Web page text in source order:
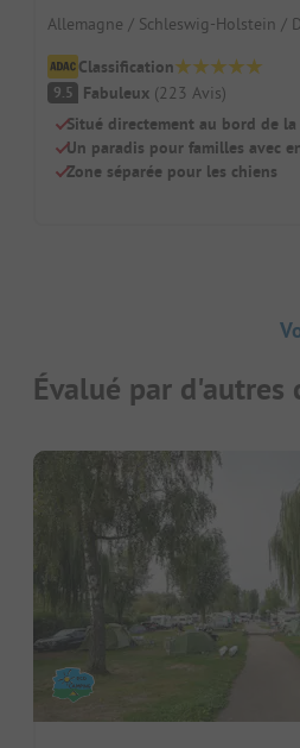
Allemagne / Schleswig-Holstein /
Classification
9.5 Fabuleux (223 Avis)
Situé directement au bord de la
Un paradis pour familles avec
Zone séparée pour les chiens
Évalué par d'autres